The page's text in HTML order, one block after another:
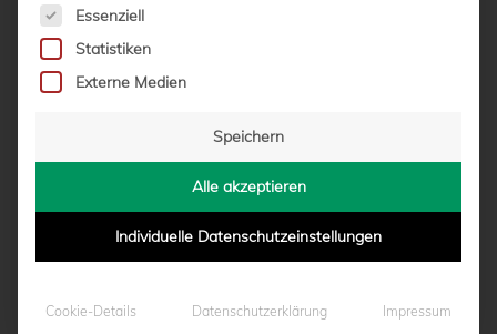
LUISA RÜHLING
Es folgt eine Liste der Service-Gruppen, für die eine
Essenziell
Statistiken
Externe Medien
Speichern
Alle akzeptieren
Individuelle Datenschutzeinstellungen
Cookie-Details Datenschutzerklärung Impressum